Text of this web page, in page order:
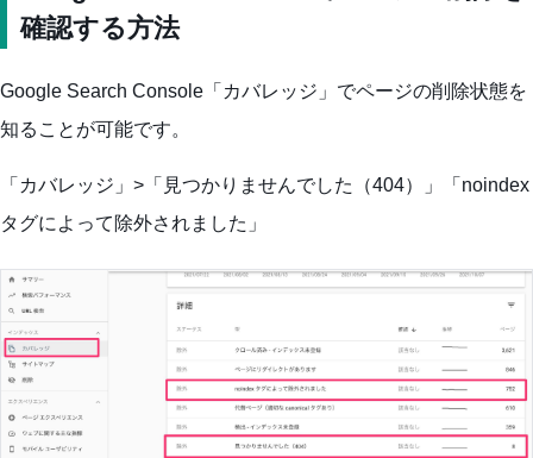
確認する方法
Google Search Console「カバレッジ」でページの削除状態を
知ることが可能です。
「カバレッジ」>「見つかりませんでした（404）」「noindex
タグによって除外されました」